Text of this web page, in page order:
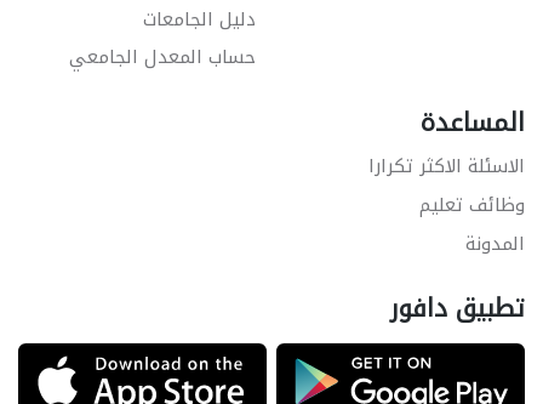
دليل الجامعات
حساب المعدل الجامعي
المساعدة
الاسئلة الاكثر تكرارا
وظائف تعليم
المدونة
تطبيق دافور